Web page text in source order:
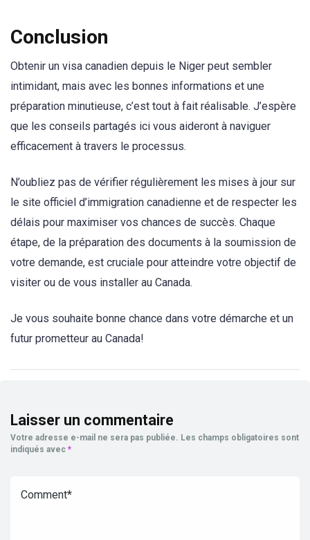
Conclusion
Obtenir un visa canadien depuis le Niger peut sembler
intimidant, mais avec les bonnes informations et une
préparation minutieuse, c’est tout à fait réalisable. J’espère
que les conseils partagés ici vous aideront à naviguer
efficacement à travers le processus.
N’oubliez pas de vérifier régulièrement les mises à jour sur
le site officiel d’immigration canadienne et de respecter les
délais pour maximiser vos chances de succès. Chaque
étape, de la préparation des documents à la soumission de
votre demande, est cruciale pour atteindre votre objectif de
visiter ou de vous installer au Canada.
Je vous souhaite bonne chance dans votre démarche et un
futur prometteur au Canada!
Laisser un commentaire
Votre adresse e-mail ne sera pas publiée. Les champs obligatoires sont
indiqués avec *